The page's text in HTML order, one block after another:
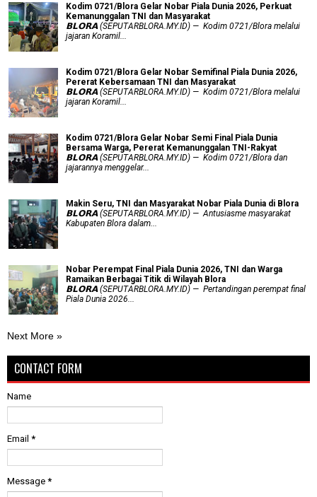
Kodim 0721/Blora Gelar Nobar Piala Dunia 2026, Perkuat
Kemanunggalan TNI dan Masyarakat
𝗕𝗟𝗢𝗥𝗔 (SEPUTARBLORA.MY.ID) — Kodim 0721/Blora melalui
jajaran Koramil...
Kodim 0721/Blora Gelar Nobar Semifinal Piala Dunia 2026,
Pererat Kebersamaan TNI dan Masyarakat
𝗕𝗟𝗢𝗥𝗔 (SEPUTARBLORA.MY.ID) — Kodim 0721/Blora melalui
jajaran Koramil...
Kodim 0721/Blora Gelar Nobar Semi Final Piala Dunia
Bersama Warga, Pererat Kemanunggalan TNI-Rakyat
𝗕𝗟𝗢𝗥𝗔 (SEPUTARBLORA.MY.ID) — Kodim 0721/Blora dan
jajarannya menggelar...
Makin Seru, TNI dan Masyarakat Nobar Piala Dunia di Blora
𝗕𝗟𝗢𝗥𝗔 (SEPUTARBLORA.MY.ID) — Antusiasme masyarakat
Kabupaten Blora dalam...
Nobar Perempat Final Piala Dunia 2026, TNI dan Warga
Ramaikan Berbagai Titik di Wilayah Blora
𝗕𝗟𝗢𝗥𝗔 (SEPUTARBLORA.MY.ID) — Pertandingan perempat final
Piala Dunia 2026...
Next More »
CONTACT FORM
Name
Email *
Message *